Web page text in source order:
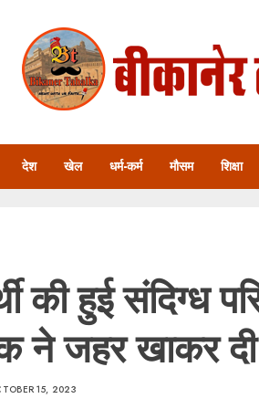
देश खेल धर्म-कर्म मौसम शिक्षा
की हुई संदिग्ध
ने जहर खाकर
15, 2023